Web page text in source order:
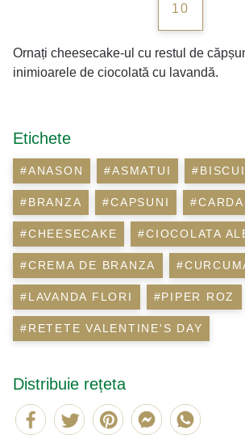
10
Ornați cheesecake-ul cu restul de
inimioarele de ciocolată cu lavandă.
Etichete
#ANASON #ASMATUI
#BRANZA #CAPSUNI
#CHEESECAKE #CIOCOLATA
#CREMA DE BRANZA
#LAVANDA FLORI #PIPER ROZ
#RETETE VALENTINE'S DAY
Distribuie rețeta